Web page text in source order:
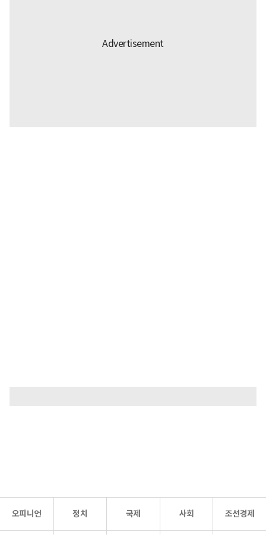
오피니언 정치 국제 사회 조선경제